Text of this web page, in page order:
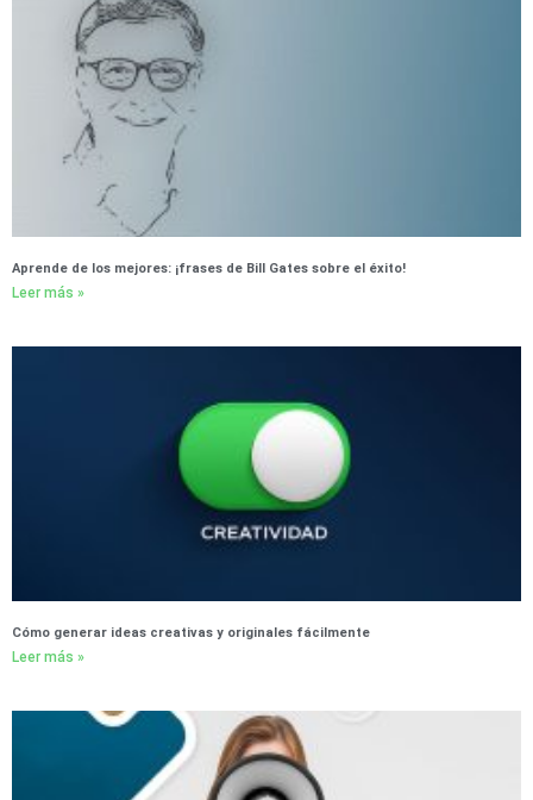
Aprende de los mejores: ¡frases de Bill Gates sobre el éxito!
Leer más »
Cómo generar ideas creativas y originales fácilmente
Leer más »